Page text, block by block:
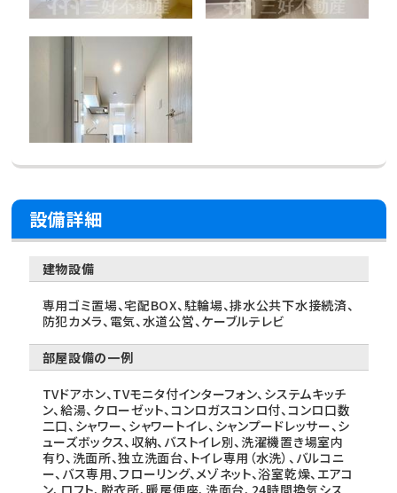
設備詳細
建物設備
専用ゴミ置場、宅配BOX、駐輪場、排水公共下水接続済、
防犯カメラ、電気、水道公営、ケーブルテレビ
部屋設備の一例
TVドアホン、TVモニタ付インターフォン、システムキッチ
ン、給湯、クローゼット、コンロガスコンロ付、コンロ口数
二口、シャワー、シャワートイレ、シャンプードレッサー、シ
ューズボックス、収納、バストイレ別、洗濯機置き場室内
有り、洗面所、独立洗面台、トイレ専用（水洗）、バルコニ
ー、バス専用、フローリング、メゾネット、浴室乾燥、エアコ